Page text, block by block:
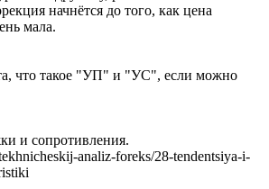
начнётся до того, как цена
мала.
что такое "УП" и "УС", если можно
и сопротивления.
analiz-foreks/28-tendentsiya-i-